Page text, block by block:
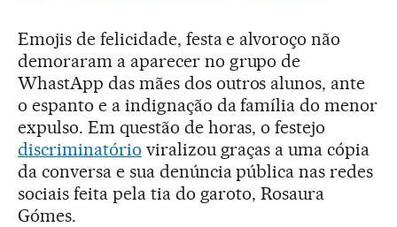
Emojis de felicidade, festa e alvoroço não
demoraram a aparecer no grupo de
WhastApp das mães dos outros alunos, ante
o espanto e a indignação da família do menor
expulso. Em questão de horas, o festejo
discriminatório viralizou graças a uma cópia
da conversa e sua denúncia pública nas redes
sociais feita pela tia do garoto, Rosaura
Gómes.